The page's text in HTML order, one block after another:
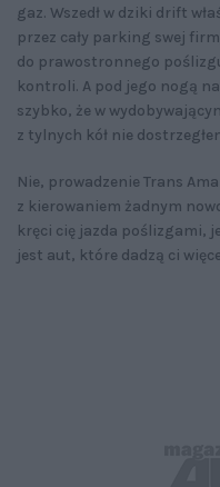
gaz. Wszedł w dziki drift
przez cały parking swej
do prawostronnego
kontroli. A pod jego nogą
szybko, że w
z tylnych kół nie
Nie, prowadzenie Trans
z kierowaniem żadnym
kręci cię jazda poślizgami,
jest aut, które dadzą ci